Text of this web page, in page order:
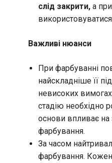
слід закрити, а
Важливі нюанси
При фарбуванні
найскладніше її
невисоких
стадію необхідно
основи впливає на
фарбування.
За часом
фарбування.